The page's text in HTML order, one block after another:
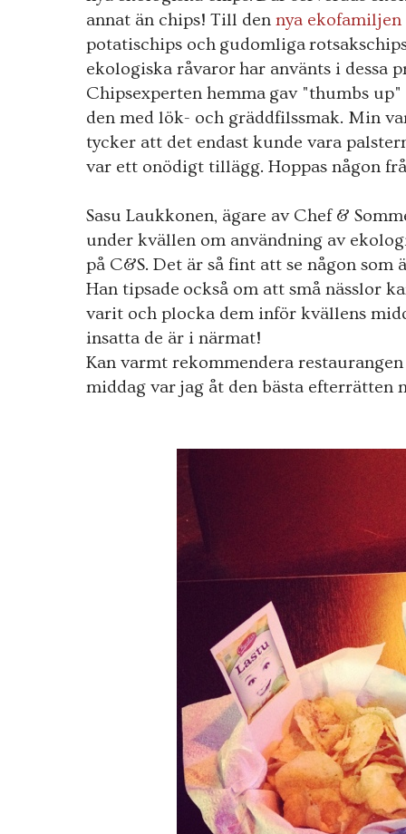
annat än chips! Till den nya ekofamiljen
potatischips och gudomliga
ekologiska råvaror har använts i dessa
Chipsexperten hemma gav "thumbs
den med lök- och gräddfilssmak. Min
tycker att det endast kunde vara
var ett onödigt tillägg. Hoppas någon
Sasu Laukkonen, ägare av Chef &
under kvällen om användning av
på C&S. Det är så fint att se någon
Han tipsade också om att små nässlor
varit och plocka dem inför kvällens
insatta de är i närmat!
Kan varmt rekommendera
middag var jag åt den bästa efterrätten